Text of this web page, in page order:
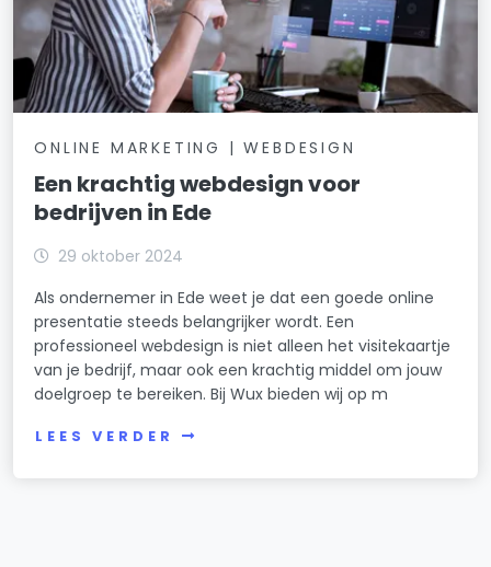
ONLINE MARKETING | WEBDESIGN
Een krachtig webdesign voor
bedrijven in Ede
29 oktober 2024
Als ondernemer in Ede weet je dat een goede online
presentatie steeds belangrijker wordt. Een
professioneel webdesign is niet alleen het visitekaartje
van je bedrijf, maar ook een krachtig middel om jouw
doelgroep te bereiken. Bij Wux bieden wij op m
LEES VERDER